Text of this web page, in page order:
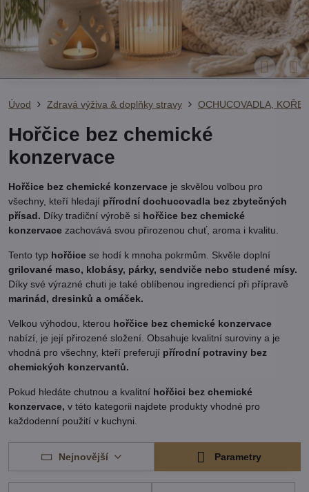
Úvod Zdravá výživa & doplňky stravy OCHUCOVADLA,
Hořčice bez chemické
konzervace
Hořčice bez chemické konzervace je skvělou volbou pro
všechny, kteří hledají přírodní dochucovadla bez zbytečných
přísad. Díky tradiční výrobě si hořčice bez chemické
konzervace zachovává svou přirozenou chuť, aroma i kvalitu.
Tento typ hořčice se hodí k mnoha pokrmům. Skvěle doplní
grilované maso, klobásy, párky, sendviče nebo studené mísy.
Díky své výrazné chuti je také oblíbenou ingrediencí při přípravě
marinád, dresinků a omáček.
Velkou výhodou, kterou hořčice bez chemické konzervace
nabízí, je její přirozené složení. Obsahuje kvalitní suroviny a je
vhodná pro všechny, kteří preferují přírodní potraviny bez
chemických konzervantů.
Pokud hledáte chutnou a kvalitní hořčici bez chemické
konzervace, v této kategorii najdete produkty vhodné pro
každodenní použití v kuchyni.
Nejnovější Parametry